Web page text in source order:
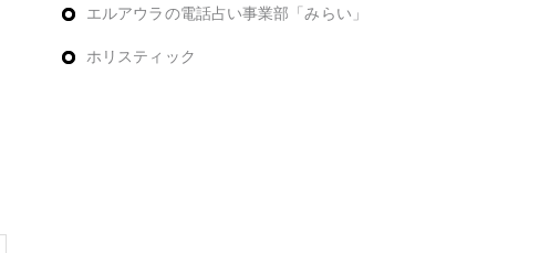
エルアウラの電話占い事業部「みらい」
ホリスティック